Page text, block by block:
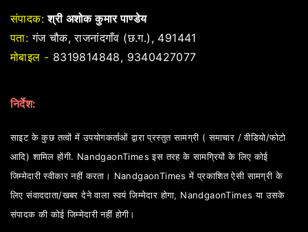
संपादक: श्री अशोक कुमार पाण्डेय
पता: गंज चौक, राजनांदगाँव (छ.ग.), 491441
मोबाइल - 8319814848, 9340427077
निर्देश:
साइट के कुछ तत्वों में उपयोगकर्ताओं द्वारा प्रस्तुत सामग्री ( समाचार / वीडियो/फोटो
आदि) शामिल होंगी. NandgaonTimes इस तरह के सामग्रियों के लिए कोई
जिम्मेदारी स्वीकार नहीं करता। NandgaonTimes में प्रकाशित ऐसी सामग्री के
लिए संवाददाता/खबर देने वाला स्वयं जिम्मेदार होगा, NandgaonTimes या उसके
संपादक की कोई जिम्मेदारी नहीं होगी।